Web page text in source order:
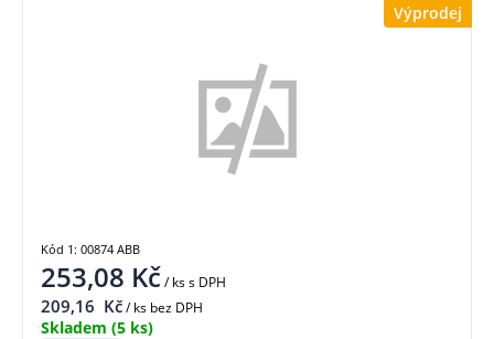
Výprodej
253,08 Kč/ kss DPH
209,16 Kč/ ks bez DPH
Skladem (5 ks)
Kód 1: 00874 ABB